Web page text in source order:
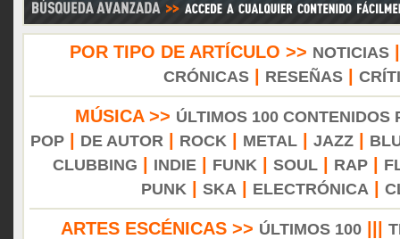
POR TIPO DE ARTÍCULO >> NOTICIAS
CRÓNICAS| RESEÑAS|
MÚSICA >> ÚLTIMOS 100 CONTENIDOS
POP| DE AUTOR ROCK METAL| JAZZ|
CLUBBING
INDIE| FUNK SOUL| RAP|
PUNK
SKA ELECTRÓNICA
ARTES ESCÉNICAS >> ÚLTIMOS 100